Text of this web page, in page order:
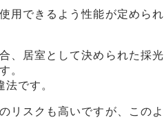
用できるよう性能が定められ
、居室として決められた採光
。
です。
リスクも高いですが、このよ